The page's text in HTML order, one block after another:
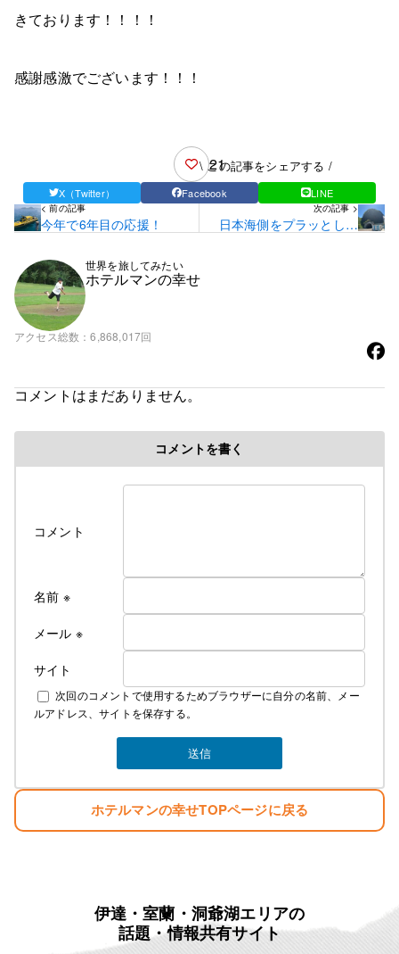
きております！！！！
感謝感激でございます！！！
21
\ この記事をシェアする /
X（Twitter） Facebook LINE
< 前の記事
今年で6年目の応援！
次の記事 >
日本海側をプラッとした
世界を旅してみたい
ホテルマンの幸せ
アクセス総数 6,868,017回
コメントはまだありません。
コメントを書く
コメント
名前 ※
メール ※
サイト
次回のコメントで使用するためブラウザーに自分の名前、メー
ルアドレス、サイトを保存する。
ホテルマンの幸せTOPページに戻る
伊達・室蘭・洞爺湖エリアの
話題・情報共有サイト